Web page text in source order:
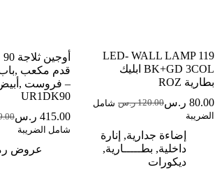
LED- WALL LAMP 119
BK+GD 3COL ابليك
بطارية ROZ
120.00 ر.س السعر
هو:
120.00 ر.س.
80.00 ر.سالسعر
هو:
80.00 ر.س.
شامل
الضريبة
إضاءة جدارية, إنارة
داخلية, بطـــــارية,
ديكورات
قدم مكعب
– فروست
UR1DK90
هو:
415.00 ر.س
هو:
شامل الضريبة
عروض